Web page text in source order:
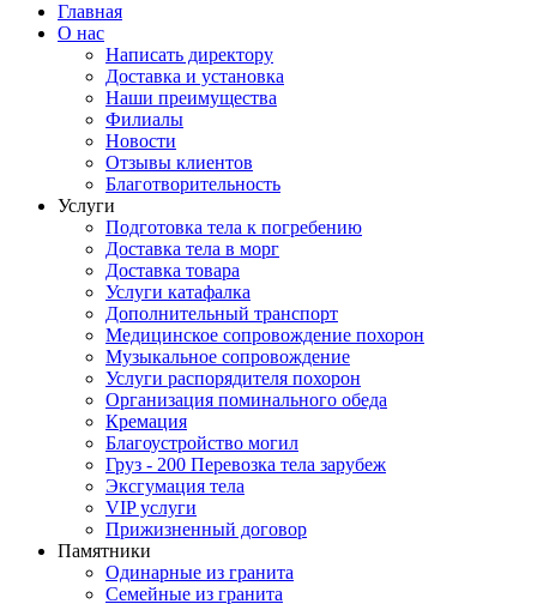
Главная
О нас
Написать директору
Доставка и установка
Наши преимущества
Филиалы
Новости
Отзывы клиентов
Благотворительность
Услуги
Подготовка тела к погребению
Доставка тела в морг
Доставка товара
Услуги катафалка
Дополнительный транспорт
Медицинское сопровождение похорон
Музыкальное сопровождение
Услуги распорядителя похорон
Организация поминального обеда
Кремация
Благоустройство могил
Груз - 200 Перевозка тела зарубеж
Эксгумация тела
VIP услуги
Прижизненный договор
Памятники
Одинарные из гранита
Семейные из гранита